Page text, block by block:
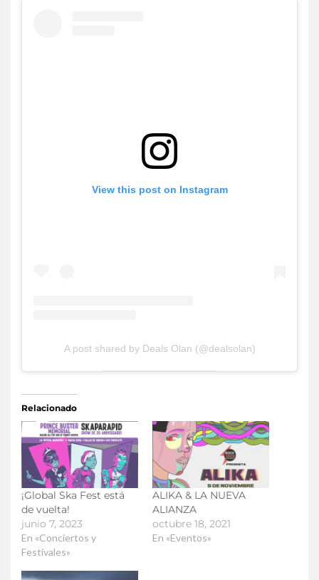
View this post on Instagram
A post shared by Deals Olan (@dealsolan)
Relacionado
¡Global Ska Fest está
de vuelta!
junio 7, 2023
En «Conciertos y
Festivales»
ALIKA & LA NUEVA
ALIANZA
octubre 18, 2021
En «Eventos»